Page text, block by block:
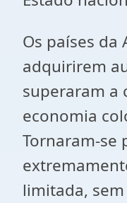
Os países da
adquirirem
superaram a
economia
Tornaram-se
limitada,